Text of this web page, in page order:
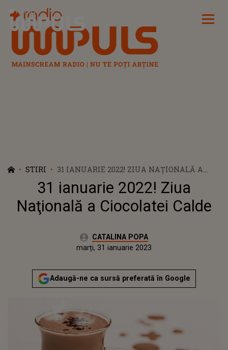
Radio Impuls
STIRI
31 IANUARIE 2022! ZIUA NAŢIONALĂ A
CIOCOLATEI CALDE
31 ianuarie 2022! Ziua
Naţională a Ciocolatei Calde
Autor:CATALINA POPA
Actualizat:
marți, 31 ianuarie 2023
Adaugă-ne ca sursă preferată în Google